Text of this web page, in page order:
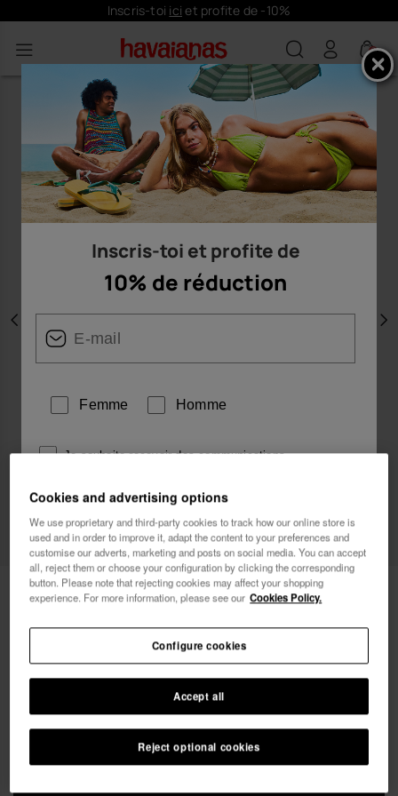
Inscris-toi ici et profite de -10%
0
Précédent
Havaianas Beach Bag XL
LIVRAISON OFFERTE sur toutes les commandes
Inscris-toi et profite de
10% de réduction
Femme Homme
Je souhaite recevoir des communications
Politique de Confidentialité.
je veux 10% de
réduction
Cookies and advertising options
We use proprietary and third-party cookies to track how our online store is
used and in order to improve it, adapt the content to your preferences and
customise our adverts, marketing and posts on social media. You can accept
all, reject them or choose your configuration by clicking the corresponding
button. Please note that rejecting cookies may affect your shopping
experience. For more information, please see our Cookies Policy.
Reject optional cookies
Accept all
Configure cookies